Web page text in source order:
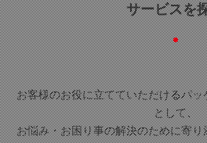
サービスを
お客様のお役に立てていただけるパ
として、
お悩み・お困り事の解決のために寄